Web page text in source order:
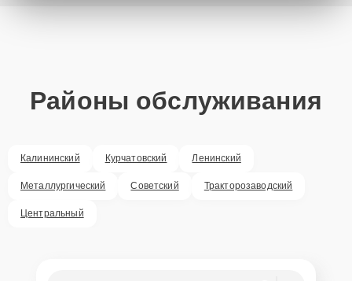
Районы обслуживания
Калининский Курчатовский Ленинский
Металлургический Советский Тракторозаводский
Центральный